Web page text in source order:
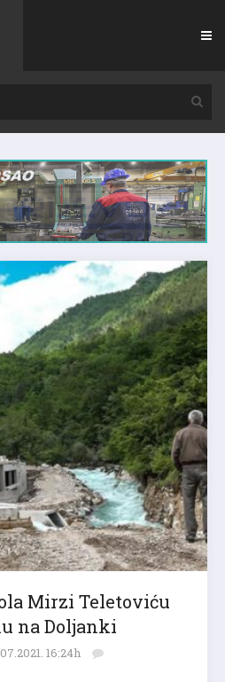
Mirzi Teletoviću
na Doljanki
16:24h